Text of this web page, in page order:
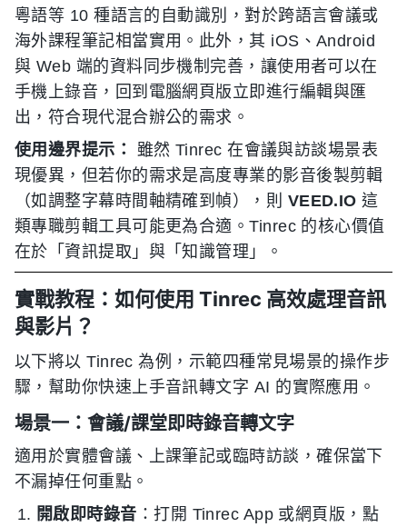
粵語等 10 種語言的自動識別，對於跨語言會議或
海外課程筆記相當實用。此外，其 iOS、Android
與 Web 端的資料同步機制完善，讓使用者可以在
手機上錄音，回到電腦網頁版立即進行編輯與匯
出，符合現代混合辦公的需求。
使用邊界提示：
雖然 Tinrec 在會議與訪談場景表
現優異，但若你的需求是高度專業的影音後製剪輯
（如調整字幕時間軸精確到幀），則 VEED.IO 這
類專職剪輯工具可能更為合適。Tinrec 的核心價值
在於「資訊提取」與「知識管理」。
實戰教程：如何使用 Tinrec 高效處理音訊
與影片？
以下將以 Tinrec 為例，示範四種常見場景的操作步
驟，幫助你快速上手音訊轉文字 AI 的實際應用。
場景一：會議/課堂即時錄音轉文字
適用於實體會議、上課筆記或臨時訪談，確保當下
不漏掉任何重點。
開啟即時錄音 ：打開 Tinrec App 或網頁版，點